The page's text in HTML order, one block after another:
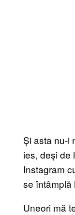
Și asta nu-i
ies, deși de
Instagram
se întâmplă
Uneori mă